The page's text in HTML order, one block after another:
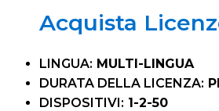
Acquista
LINGUA: MULTI-LINGUA
DURATA DELLA LICENZA:
DISPOSITIVI: 1-2-50